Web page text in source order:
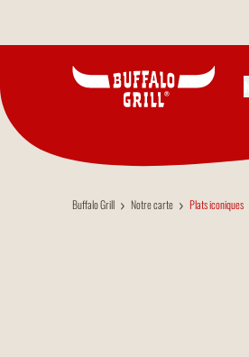
Buffalo Grill Notre carte Plats iconiques